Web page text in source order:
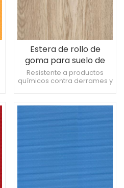
Estera de rollo de
goma para suelo de
PVC deportivo flexible
de 8,0 mm para
Resistente a productos
químicos contra derrames y
libre Funciona bien en
entrenamientos intensos.